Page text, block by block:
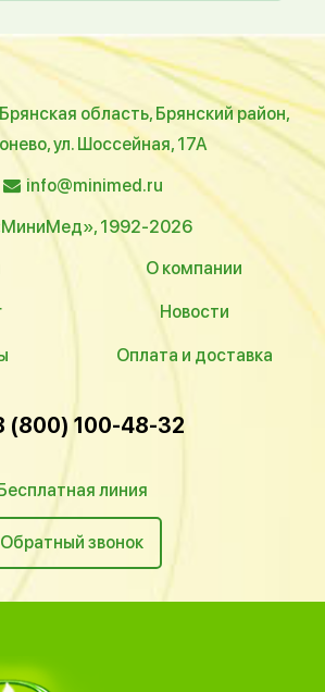
область, Брянский район,
ул. Шоссейная, 17А
info@minimed.ru
1992-2026
О компании
Новости
Оплата и доставка
(800) 100-48-32
линия
Обратный звонок